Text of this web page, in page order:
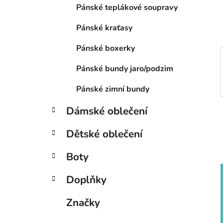
Pánské teplákové soupravy
Pánské kraťasy
Pánské boxerky
Pánské bundy jaro/podzim
Pánské zimní bundy
Dámské oblečení
Dětské oblečení
Boty
Doplňky
Značky